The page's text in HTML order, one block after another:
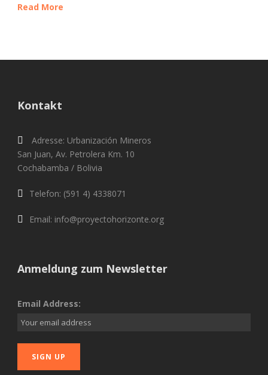
Read More
Kontakt
Adresse: Urbanización Mineros
San Juan, Av. Petrolera Km. 10
Cochabamba / Bolivia
Telefon: (591 4) 4338071
Email: info@proyectohorizonte.org
Anmeldung zum Newsletter
Email Address: